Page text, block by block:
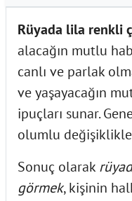
Rüyada lila renkli
alacağın mutlu
canlı ve parlak
ve yaşayacağın
ipuçları sunar.
olumlu
Sonuç olarak
görmek, kişinin